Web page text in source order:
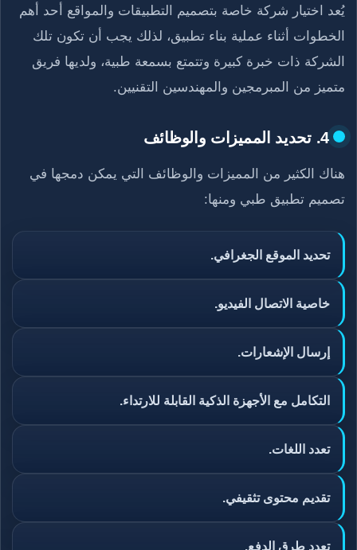
يُعد اختيار شركة خاصة بتصميم التطبيقات والمواقع أحد أهم
الخطوات أثناء عملية بناء تطبيق، لذلك يجب أن تكون تلك
الشركة ذات خبرة كبيرة وتتمتع بسمعة طبية، ولديها فريق
متميز من المبرمجين والمهندسين التقنيين.
4. تحديد المميزات والوظائف
هناك الكثير من المميزات والوظائف التي يمكن دمجها في
تصميم تطبيق طبي ومنها:
تحديد الموقع الجغرافي.
خاصية الاتصال الفيديو.
إرسال الإشعارات.
التكامل مع الأجهزة الذكية القابلة للارتداء.
تعدد اللغات.
تقديم محتوى تثقيفي.
تعدد طرق الدفع.